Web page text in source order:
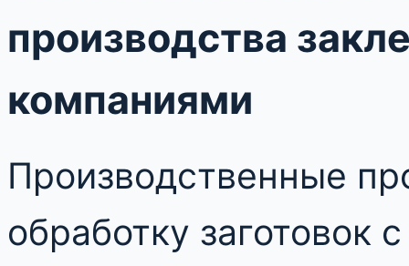
производства
компаниями
Производственные
обработку заготовок